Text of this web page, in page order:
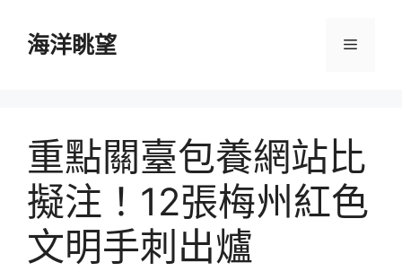
海洋眺望 選
重點關臺包養網站比
擬注！12張梅州紅色
文明手刺出爐